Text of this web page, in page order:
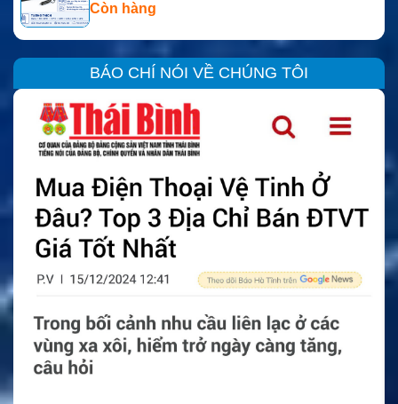
Còn hàng
BÁO CHÍ NÓI VỀ CHÚNG TÔI